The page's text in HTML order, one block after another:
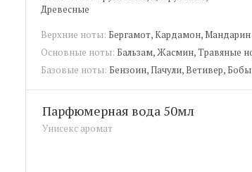
Древесные
Верхние ноты: Бергамот, Кардамон, Мандарин
Основные ноты: Бальзам, Жасмин, Травяные
Базовые ноты: Бензоин, Пачули, Ветивер,
Парфюмерная вода 50мл
Унисекс аромат